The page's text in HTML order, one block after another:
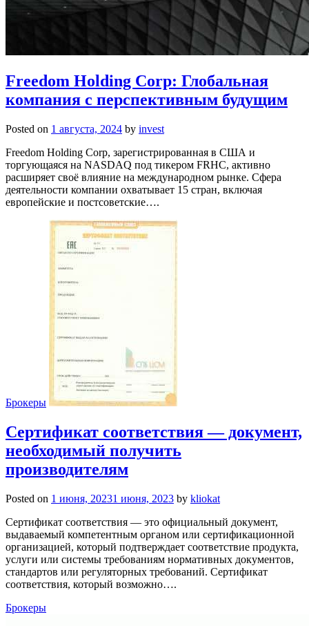
Freedom Holding Corp: Глобальная
компания с перспективным будущим
Posted on 1 августа, 2024 by invest
Freedom Holding Corp, зарегистрированная в США и
торгующаяся на NASDAQ под тикером FRHC, активно
расширяет своё влияние на международном рынке. Сфера
деятельности компании охватывает 15 стран, включая
европейские и постсоветские….
Брокеры
Сертификат соответствия — документ,
необходимый получить
производителям
Posted on 1 июня, 20231 июня, 2023 by kliokat
Сертификат соответствия — это официальный документ,
выдаваемый компетентным органом или сертификационной
организацией, который подтверждает соответствие продукта,
услуги или системы требованиям нормативных документов,
стандартов или регуляторных требований. Сертификат
соответствия, который возможно….
Брокеры